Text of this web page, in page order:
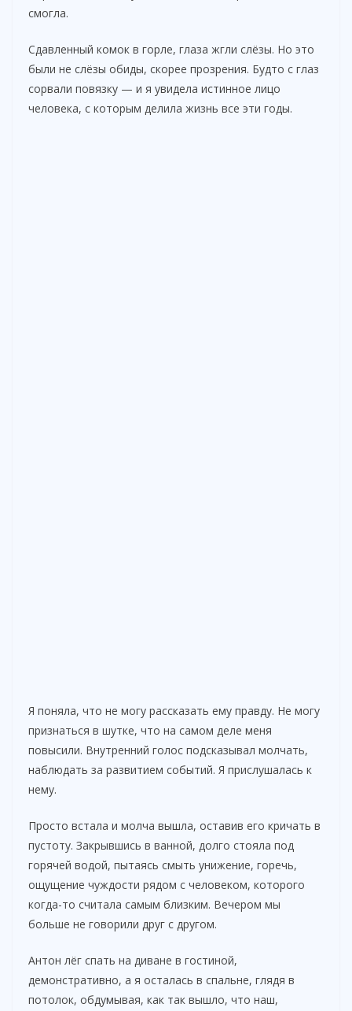
смогла.
Сдавленный комок в горле, глаза жгли слёзы. Но это
были не слёзы обиды, скорее прозрения. Будто с глаз
сорвали повязку — и я увидела истинное лицо
человека, с которым делила жизнь все эти годы.
Я поняла, что не могу рассказать ему правду. Не могу
признаться в шутке, что на самом деле меня
повысили. Внутренний голос подсказывал молчать,
наблюдать за развитием событий. Я прислушалась к
нему.
Просто встала и молча вышла, оставив его кричать в
пустоту. Закрывшись в ванной, долго стояла под
горячей водой, пытаясь смыть унижение, горечь,
ощущение чуждости рядом с человеком, которого
когда-то считала самым близким. Вечером мы
больше не говорили друг с другом.
Антон лёг спать на диване в гостиной,
демонстративно, а я осталась в спальне, глядя в
потолок, обдумывая, как так вышло, что наш,